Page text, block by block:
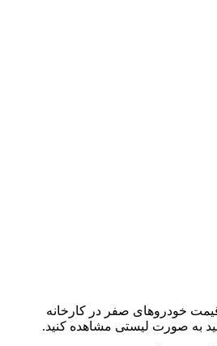
خودروهای صفر در کارخانه
به صورت لیستی مشاهده کنید.